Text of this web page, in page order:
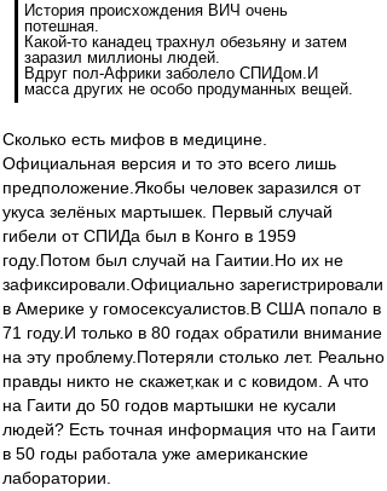
История происхождения ВИЧ очень
потешная.
Какой-то канадец трахнул обезьяну и затем
заразил миллионы людей.
Вдруг пол-Африки заболело СПИДом.И
масса других не особо продуманных вещей.
Сколько есть мифов в медицине.
Официальная версия и то это всего лишь
предположение.Якобы человек заразился от
укуса зелёных мартышек. Первый случай
гибели от СПИДа был в Конго в 1959
году.Потом был случай на Гаитии.Но их не
зафиксировали.Официально зарегистрировали
в Америке у гомосексуалистов.В США попало в
71 году.И только в 80 годах обратили внимание
на эту проблему.Потеряли столько лет. Реально
правды никто не скажет,как и с ковидом. А что
на Гаити до 50 годов мартышки не кусали
людей? Есть точная информация что на Гаити
в 50 годы работала уже американские
лаборатории.